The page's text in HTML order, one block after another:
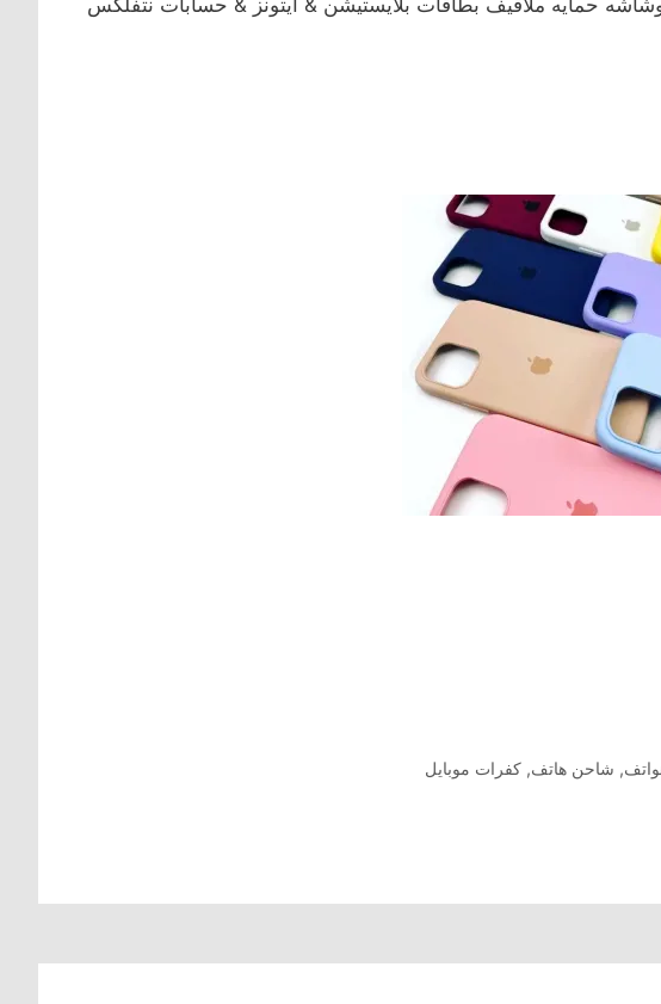
حمايه ملاقيف بطاقات بلايستيشن & ايتونز & حسابات نتفلكس
, شاحن هاتف, كفرات موبايل